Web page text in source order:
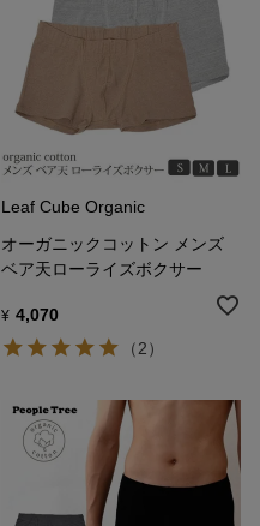
Leaf Cube Organic
オーガニックコットン メンズ
ベア天ローライズボクサー
¥ 4,070
（2）